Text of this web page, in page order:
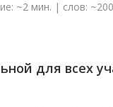
~2 мин. | слов: ~200
для всех